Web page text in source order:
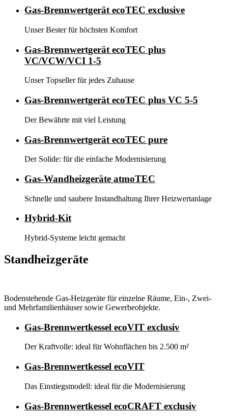
Gas-Brennwertgerät ecoTEC exclusive
Unser Bester für höchsten Komfort
Gas-Brennwertgerät ecoTEC plus
VC/VCW/VCI 1-5
Unser Topseller für jedes Zuhause
Gas-Brennwertgerät ecoTEC plus VC 5-5
Der Bewährte mit viel Leistung
Gas-Brennwertgerät ecoTEC pure
Der Solide: für die einfache Modernisierung
Gas-Wandheizgeräte atmoTEC
Schnelle und saubere Instandhaltung Ihrer Heizwertanlage
Hybrid-Kit
Hybrid-Systeme leicht gemacht
Standheizgeräte
Bodenstehende Gas-Heizgeräte für einzelne Räume, Ein-, Zwei-
und Mehrfamilienhäuser sowie Gewerbeobjekte.
Gas-Brennwertkessel ecoVIT exclusiv
Der Kraftvolle: ideal für Wohnflächen bis 2.500 m²
Gas-Brennwertkessel ecoVIT
Das Einstiegsmodell: ideal für die Modernisierung
Gas-Brennwertkessel ecoCRAFT exclusiv